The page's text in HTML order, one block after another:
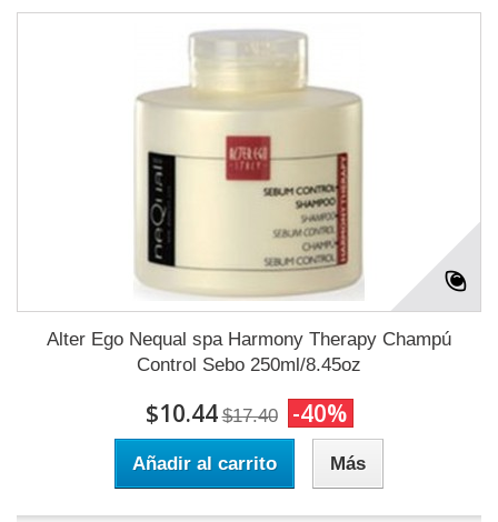
Alter Ego Nequal spa Harmony Therapy Champú
Control Sebo 250ml/8.45oz
$10.44 $17.40 -40%
Añadir al carrito Más